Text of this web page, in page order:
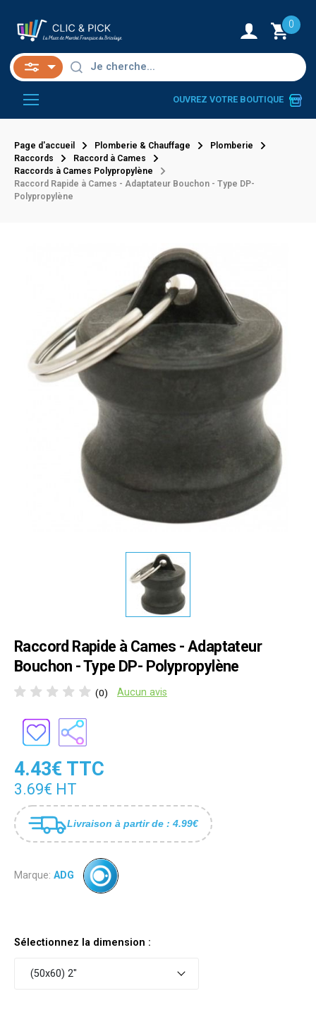
0
OUVREZ VOTRE BOUTIQUE
Page d'accueil Plomberie & Chauffage
Plomberie
Raccords
Raccord à Cames
Raccords à Cames Polypropylène
Raccord Rapide à Cames - Adaptateur Bouchon - Type DP-
Polypropylène
Raccord Rapide à Cames - Adaptateur
Bouchon - Type DP- Polypropylène
(0) Aucun avis
4.43€ TTC
3.69€ HT
Livraison à partir de : 4.99€
Marque: ADG
Sélectionnez la dimension :
(50x60) 2"